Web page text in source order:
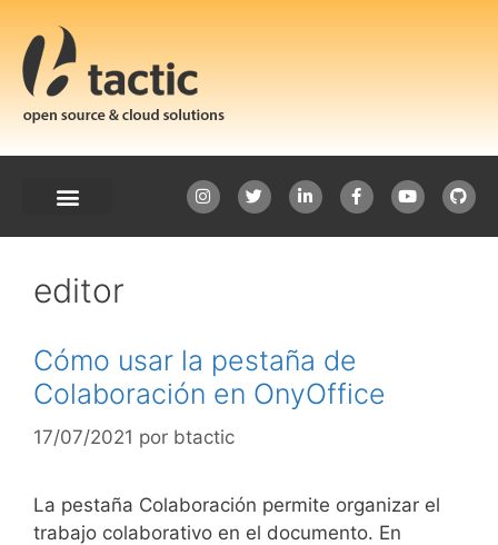
editor
Cómo usar la pestaña de
Colaboración en OnyOffice
17/07/2021 por btactic
La pestaña Colaboración permite organizar el
trabajo colaborativo en el documento. En